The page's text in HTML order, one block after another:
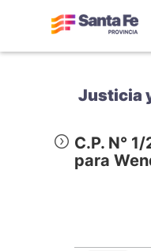
Justicia
C.P. N°
para